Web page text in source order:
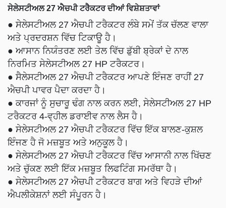
ਸੇਲੇਸਟੀਅਲ 27 ਐਚਪੀ ਟਰੈਕਟਰ ਦੀਆਂ ਵਿਸ਼ੇਸ਼ਤਾਵਾਂ
● ਸੇਲੇਸਟੀਅਲ 27 ਐਚਪੀ ਟਰੈਕਟਰ ਲੰਬੇ ਸਮੇਂ ਤੱਕ ਚੱਲਣ ਵਾਲਾ
ਅਤੇ ਪ੍ਰਦਰਸ਼ਨ ਵਿੱਚ ਟਿਕਾਊ ਹੈ।
● ਆਸਾਨ ਨਿਯੰਤਰਣ ਲਈ ਤੇਲ ਵਿੱਚ ਡੁੱਬੀ ਬ੍ਰੇਕਾਂ ਦੇ ਨਾਲ
ਨਿਰਮਿਤ ਸੇਲੇਸਟੀਅਲ 27 HP ਟਰੈਕਟਰ।
● ਸੈਲੇਸਟੀਅਲ 27 ਐਚਪੀ ਟਰੈਕਟਰ ਆਪਣੇ ਇੰਜਣ ਰਾਹੀਂ 27
ਐਚਪੀ ਪਾਵਰ ਪੈਦਾ ਕਰਦਾ ਹੈ।
● ਕਾਰਜਾਂ ਨੂੰ ਸੁਚਾਰੂ ਢੰਗ ਨਾਲ ਕਰਨ ਲਈ, ਸੇਲੇਸਟੀਅਲ 27 HP
ਟਰੈਕਟਰ 4-ਵ੍ਹੀਲ ਡਰਾਈਵ ਨਾਲ ਲੈਸ ਹੈ।
● ਸੇਲੇਸਟੀਅਲ 27 ਐਚਪੀ ਟਰੈਕਟਰ ਵਿੱਚ ਇੱਕ ਬਾਲਣ-ਕੁਸ਼ਲ
ਇੰਜਣ ਹੈ ਜੋ ਮਜ਼ਬੂਤ ​​ਅਤੇ ਅਨੁਕੂਲ ਹੈ।
● ਸੇਲੇਸਟੀਅਲ 27 ਐਚਪੀ ਟਰੈਕਟਰ ਵਿੱਚ ਆਸਾਨੀ ਨਾਲ ਖਿੱਚਣ
ਅਤੇ ਚੁੱਕਣ ਲਈ ਇੱਕ ਮਜ਼ਬੂਤ ​​ਲਿਫਟਿੰਗ ਸਮਰੱਥਾ ਹੈ।
● ਸੇਲੇਸਟੀਅਲ 27 ਐਚਪੀ ਟਰੈਕਟਰ ਬਾਗ ਅਤੇ ਵਿਹੜੇ ਦੀਆਂ
ਐਪਲੀਕੇਸ਼ਨਾਂ ਲਈ ਸੰਪੂਰਨ ਹੈ।